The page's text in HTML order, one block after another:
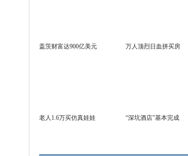
盖茨财富达900亿美元 万人顶烈日血拼买房
老人1.6万买仿真娃娃 “深坑酒店”基本完成